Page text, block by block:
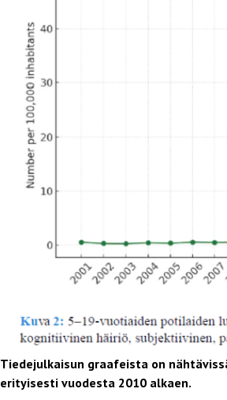
Tiedejulkaisun graafeista on
erityisesti vuodesta 2010 alkaen.